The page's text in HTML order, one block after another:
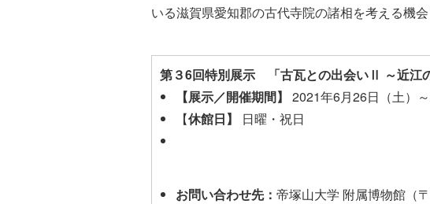
いる滋賀県愛知郡の古代寺院の諸相を考える機会
第３6回特別展示 「古瓦との出会いⅡ ～近江
【展示／開催期間】 2021年6月26日（土）
【休館日】 日曜・祝日
お問い合わせ先： 帝塚山大学 附属博物館（